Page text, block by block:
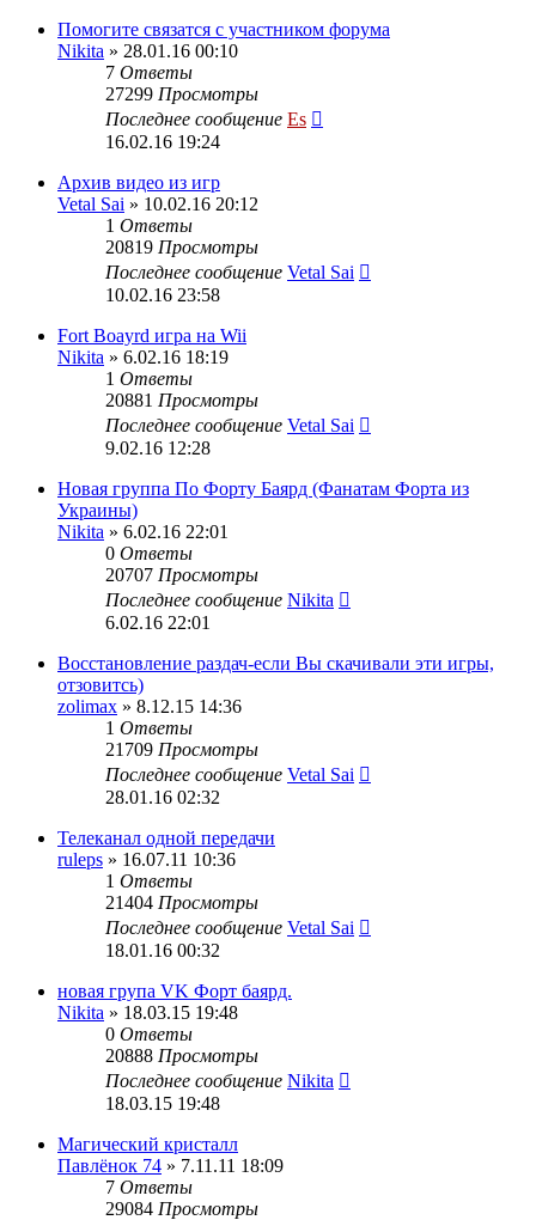
Помогите связатся с участником форума
Nikita » 28.01.16 00:10
7 Ответы
27299 Просмотры
Последнее сообщение Es
16.02.16 19:24
Архив видео из игр
Vetal Sai » 10.02.16 20:12
1 Ответы
20819 Просмотры
Последнее сообщение Vetal Sai
10.02.16 23:58
Fort Boayrd игра на Wii
Nikita » 6.02.16 18:19
1 Ответы
20881 Просмотры
Последнее сообщение Vetal Sai
9.02.16 12:28
Новая группа По Форту Баярд (Фанатам Форта из
Украины)
Nikita » 6.02.16 22:01
0 Ответы
20707 Просмотры
Последнее сообщение Nikita
6.02.16 22:01
Восстановление раздач-если Вы скачивали эти игры,
отзовитсь)
zolimax » 8.12.15 14:36
1 Ответы
21709 Просмотры
Последнее сообщение Vetal Sai
28.01.16 02:32
Телеканал одной передачи
ruleps » 16.07.11 10:36
1 Ответы
21404 Просмотры
Последнее сообщение Vetal Sai
18.01.16 00:32
новая група VK Форт баярд.
Nikita » 18.03.15 19:48
0 Ответы
20888 Просмотры
Последнее сообщение Nikita
18.03.15 19:48
Магический кристалл
Павлёнок 74 » 7.11.11 18:09
7 Ответы
29084 Просмотры